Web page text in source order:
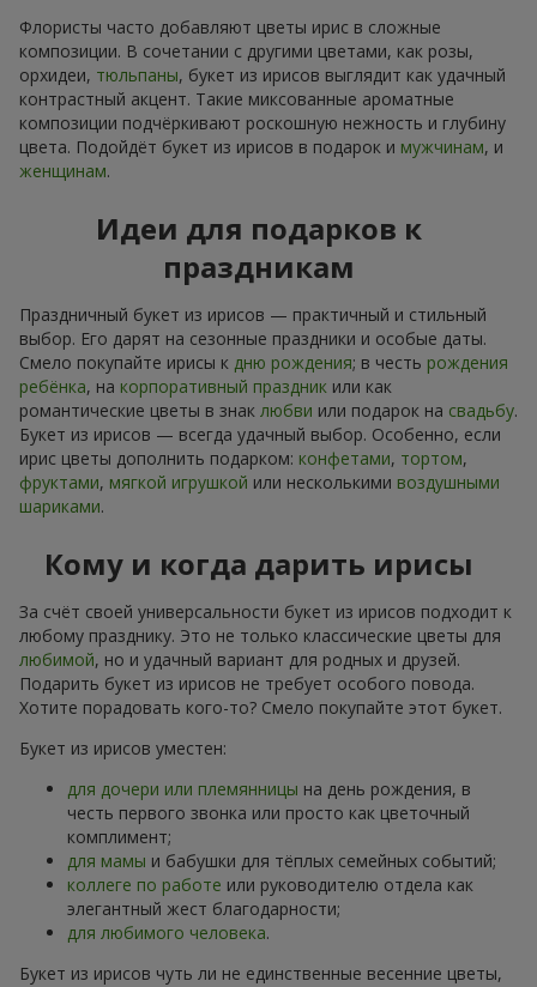
Флористы часто добавляют цветы ирис в сложные
композиции. В сочетании с другими цветами, как розы,
орхидеи, тюльпаны, букет из ирисов выглядит как удачный
контрастный акцент. Такие миксованные ароматные
композиции подчёркивают роскошную нежность и глубину
цвета. Подойдёт букет из ирисов в подарок и мужчинам, и
женщинам.
Идеи для подарков к
праздникам
Праздничный букет из ирисов — практичный и стильный
выбор. Его дарят на сезонные праздники и особые даты.
Смело покупайте ирисы к дню рождения; в честь рождения
ребёнка, на корпоративный праздник или как
романтические цветы в знак любви или подарок на свадьбу.
Букет из ирисов — всегда удачный выбор. Особенно, если
ирис цветы дополнить подарком: конфетами, тортом,
фруктами, мягкой игрушкой или несколькими воздушными
шариками.
Кому и когда дарить ирисы
За счёт своей универсальности букет из ирисов подходит к
любому празднику. Это не только классические цветы для
любимой, но и удачный вариант для родных и друзей.
Подарить букет из ирисов не требует особого повода.
Хотите порадовать кого-то? Смело покупайте этот букет.
Букет из ирисов уместен:
для дочери или племянницы на день рождения, в
честь первого звонка или просто как цветочный
комплимент;
для мамы и бабушки для тёплых семейных событий;
коллеге по работе или руководителю отдела как
элегантный жест благодарности;
для любимого человека.
Букет из ирисов чуть ли не единственные весенние цветы,